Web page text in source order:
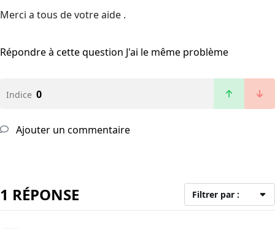
Merci a tous de votre aide .
Répondre à cette question J'ai le même problème
Indice 0
Ajouter un commentaire
1 RÉPONSE Filtrer par :